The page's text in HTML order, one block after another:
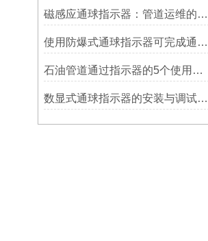
磁感应通球指示器：管道运维的隐形守护者
使用防爆式通球指示器可完成通球指示功能
石油管道通过指示器的5个使用说明
数显式通球指示器的安装与调试技巧